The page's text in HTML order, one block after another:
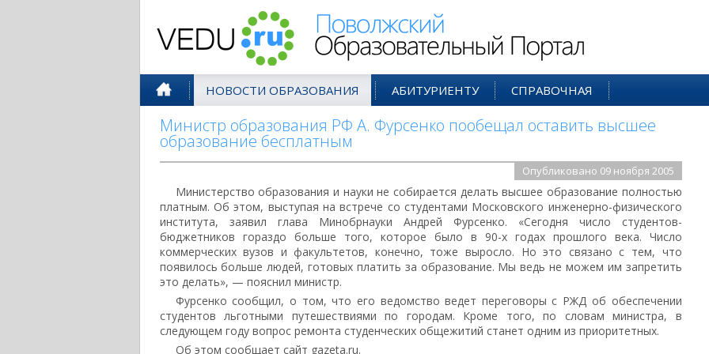
НОВОСТИ ОБРАЗОВАНИЯ АБИТУРИЕНТУ СПРАВОЧНАЯ
Министр образования РФ А. Фурсенко пообещал оставить высшее
образование бесплатным
Опубликовано 09 ноября 2005
Министерство образования и науки не собирается делать высшее образование полностью
платным. Об этом, выступая на встрече со студентами Московского инженерно-физического
института, заявил глава Минобрнауки Андрей Фурсенко. «Сегодня число студентов-
бюджетников гораздо больше того, которое было в 90-х годах прошлого века. Число
коммерческих вузов и факультетов, конечно, тоже выросло. Но это связано с тем, что
появилось больше людей, готовых платить за образование. Мы ведь не можем им запретить
это делать», — пояснил министр.
Фурсенко сообщил, о том, что его ведомство ведет переговоры с РЖД об обеспечении
студентов льготными путешествиями по городам. Кроме того, по словам министра, в
следующем году вопрос ремонта студенческих общежитий станет одним из приоритетных.
Об этом сообщает сайт gazeta.ru.